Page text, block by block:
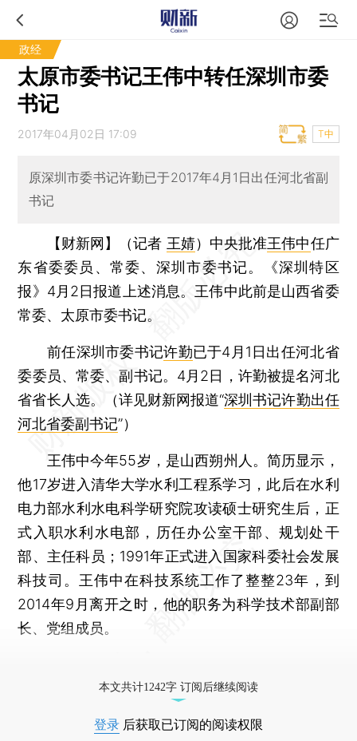
政经
太原市委书记王伟中转任深圳市委
书记
2017年04月02日 17:09 T中
原深圳市委书记许勤已于2017年4月1日出任河北省副
书记
【财新网】（记者 王婧） 中央批准王伟中任广
东省委委员、常委、深圳市委书记。《深圳特区
报》4月2日报道上述消息。王伟中此前是山西省委
常委、太原市委书记。
前任深圳市委书记许勤已于4月1日出任河北省
委委员、常委、副书记。4月2日，许勤被提名河北
省省长人选。（详见财新网报道“深圳书记许勤出任
河北省委副书记”）
王伟中今年55岁，是山西朔州人。简历显示，
他17岁进入清华大学水利工程系学习，此后在水利
电力部水利水电科学研究院攻读硕士研究生后，正
式入职水利水电部，历任办公室干部、规划处干
部、主任科员；1991年正式进入国家科委社会发展
科技司。王伟中在科技系统工作了整整23年，到
2014年9月离开之时，他的职务为科学技术部副部
长、党组成员。
本文共计1242字 订阅后继续阅读
登录 后获取已订阅的阅读权限